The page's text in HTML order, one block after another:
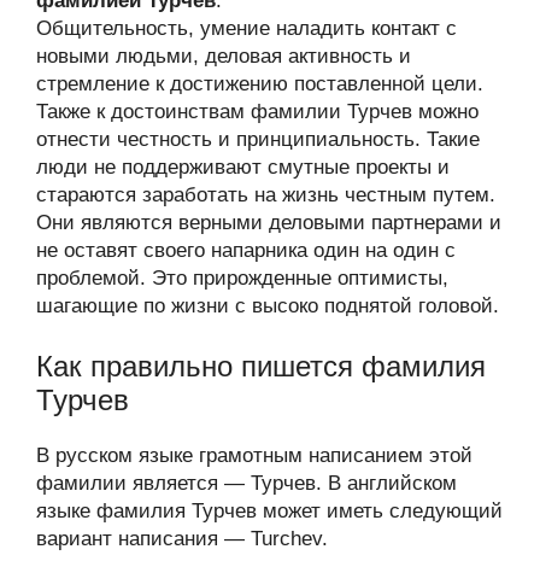
Общительность, умение наладить контакт с
новыми людьми, деловая активность и
стремление к достижению поставленной цели.
Также к достоинствам фамилии Турчев можно
отнести честность и принципиальность. Такие
люди не поддерживают смутные проекты и
стараются заработать на жизнь честным путем.
Они являются верными деловыми партнерами и
не оставят своего напарника один на один с
проблемой. Это прирожденные оптимисты,
шагающие по жизни с высоко поднятой головой.
Как правильно пишется фамилия
Турчев
В русском языке грамотным написанием этой
фамилии является — Турчев. В английском
языке фамилия Турчев может иметь следующий
вариант написания — Turchev.